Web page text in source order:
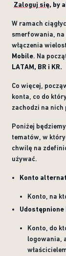
Zaloguj się, by
W ramach
smerfowania, na
włączenia
Mobile. Na
LATAM, BR i KR.
Co więcej,
konta, co do
zachodzi na nich
Poniżej
tematów, w
chwilę na
używać.
Konto
Konto, na
Udostępnione
Konto, do
logowania,